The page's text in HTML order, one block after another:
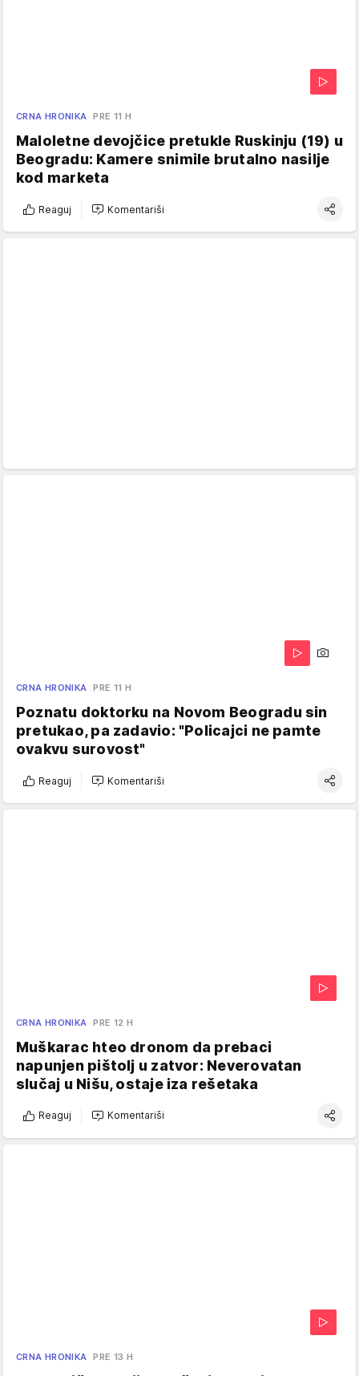
CRNA HRONIKA PRE 11 H
Maloletne devojčice pretukle Ruskinju (19) u
Beogradu: Kamere snimile brutalno nasilje
kod marketa
Reaguj Komentariši
CRNA HRONIKA PRE 11 H
Poznatu doktorku na Novom Beogradu sin
pretukao, pa zadavio: "Policajci ne pamte
ovakvu surovost"
Reaguj Komentariši
CRNA HRONIKA PRE 12 H
Muškarac hteo dronom da prebaci
napunjen pištolj u zatvor: Neverovatan
slučaj u Nišu, ostaje iza rešetaka
Reaguj Komentariši
CRNA HRONIKA PRE 13 H